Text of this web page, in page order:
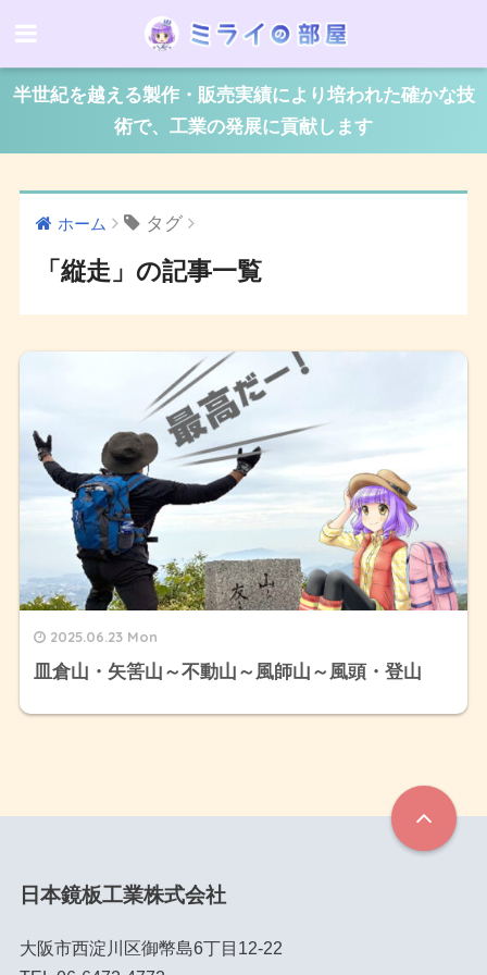
半世紀を越える製作・販売実績により培われた確かな技
術で、工業の発展に貢献します
ホーム タグ
「縦走」の記事一覧
2025.06.23 Mon
皿倉山・矢筈山～不動山～風師山～風頭・登山
日本鏡板工業株式会社
大阪市西淀川区御幣島6丁目12-22